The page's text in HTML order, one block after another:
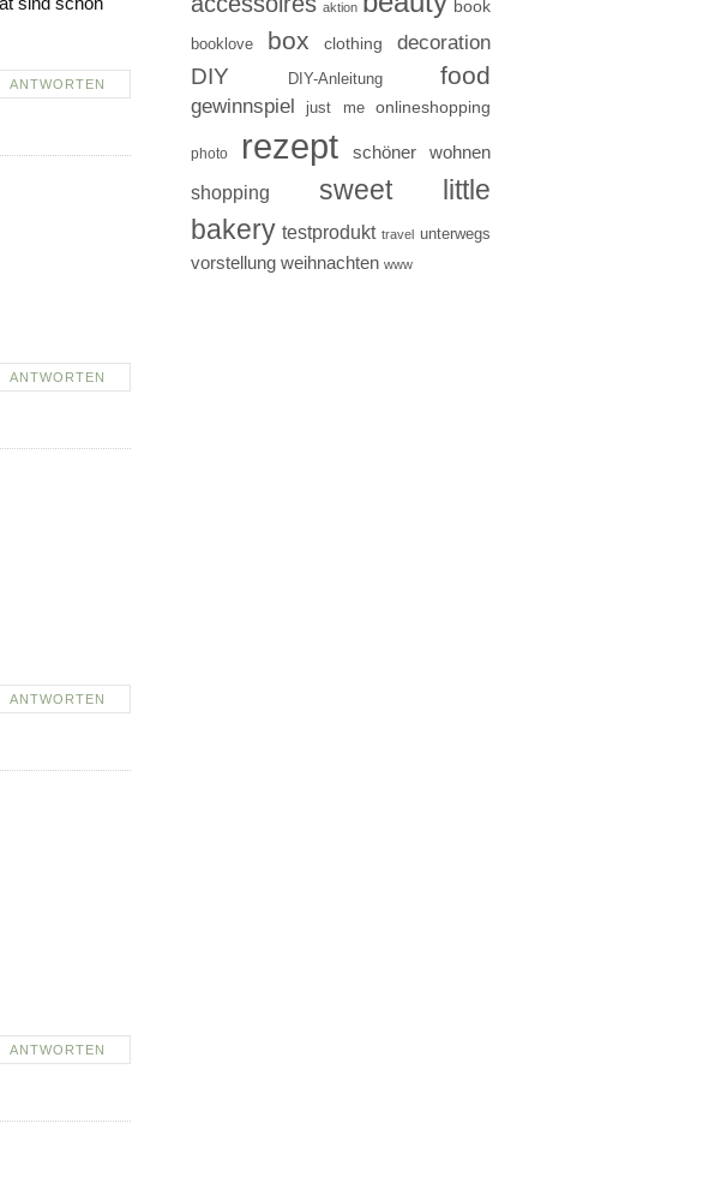
ANTWORTEN
ANTWORTEN
ANTWORTEN
ANTWORTEN
aktion book
booklove box clothing decoration
DIY DIY-Anleitung food
gewinnspiel just me onlineshopping
photo rezept schöner wohnen
shopping
sweet little
bakery testprodukt travel unterwegs
vorstellung weihnachten www